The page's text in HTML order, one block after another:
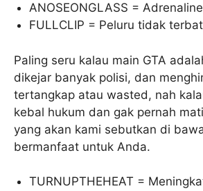
ANOSEONGLASS =
FULLCLIP = Peluru tidak
Paling seru kalau main GTA
dikejar banyak polisi, dan
tertangkap atau wasted, nah
kebal hukum dan gak pernah
yang akan kami sebutkan di
bermanfaat untuk Anda.
TURNUPTHEHEAT =